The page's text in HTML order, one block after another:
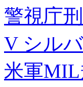
警視庁
V シル
米軍MIL